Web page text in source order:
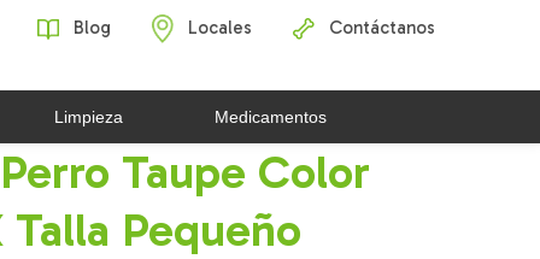
Blog Locales Contáctanos
Limpieza Medicamentos
Taupe Color
Talla Pequeño